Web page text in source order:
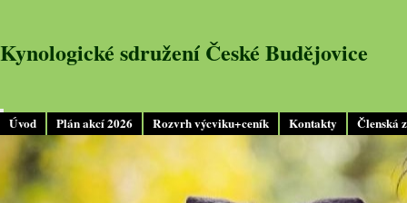
Úvod Plán akcí 2026 Rozvrh výcviku+ceník Kontakty Členská
Kynologické sdružení České Budějovice